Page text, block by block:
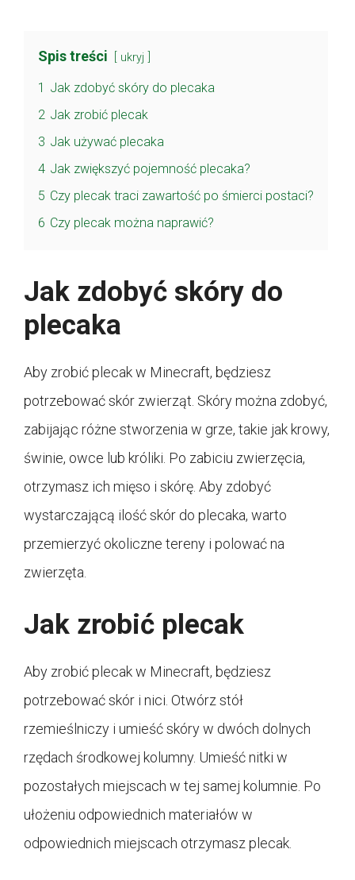
Spis treści ukryj
1 Jak zdobyć skóry do plecaka
2 Jak zrobić plecak
3 Jak używać plecaka
4 Jak zwiększyć pojemność plecaka?
5 Czy plecak traci zawartość po śmierci postaci?
6 Czy plecak można naprawić?
Jak zdobyć skóry do
plecaka
Aby zrobić plecak w Minecraft, będziesz
potrzebować skór zwierząt. Skóry można zdobyć,
zabijając różne stworzenia w grze, takie jak krowy,
świnie, owce lub króliki. Po zabiciu zwierzęcia,
otrzymasz ich mięso i skórę. Aby zdobyć
wystarczającą ilość skór do plecaka, warto
przemierzyć okoliczne tereny i polować na
zwierzęta.
Jak zrobić plecak
Aby zrobić plecak w Minecraft, będziesz
potrzebować skór i nici. Otwórz stół
rzemieślniczy i umieść skóry w dwóch dolnych
rzędach środkowej kolumny. Umieść nitki w
pozostałych miejscach w tej samej kolumnie. Po
ułożeniu odpowiednich materiałów w
odpowiednich miejscach otrzymasz plecak.